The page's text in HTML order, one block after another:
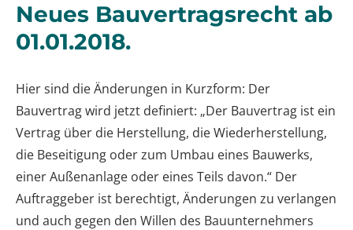
Neues Bauvertragsrecht ab
01.01.2018.
Hier sind die Änderungen in Kurzform: Der
Bauvertrag wird jetzt definiert: „Der Bauvertrag ist ein
Vertrag über die Herstellung, die Wiederherstellung,
die Beseitigung oder zum Umbau eines Bauwerks,
einer Außenanlage oder eines Teils davon.“ Der
Auftraggeber ist berechtigt, Änderungen zu verlangen
und auch gegen den Willen des Bauunternehmers